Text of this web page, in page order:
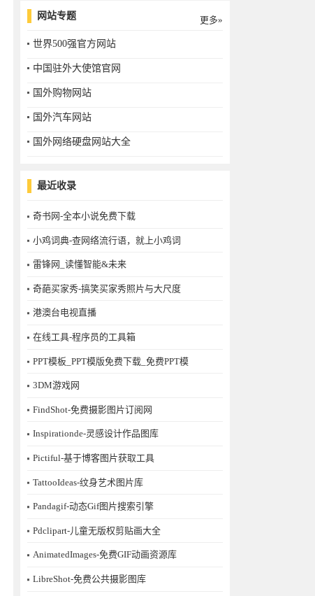
网站专题 更多»
世界500强官方网站
中国驻外大使馆官网
国外购物网站
国外汽车网站
国外网络硬盘网站大全
最近收录
奇书网-全本小说免费下载
小鸡词典-查网络流行语，就上小鸡词
雷锋网_读懂智能&未来
奇葩买家秀-搞笑买家秀照片与大尺度
港澳台电视直播
在线工具-程序员的工具箱
PPT模板_PPT模版免费下载_免费PPT模
3DM游戏网
FindShot-免费摄影图片订阅网
Inspirationde-灵感设计作品图库
Pictiful-基于博客图片获取工具
TattooIdeas-纹身艺术图片库
Pandagif-动态Gif图片搜索引擎
Pdclipart-儿童无版权剪贴画大全
AnimatedImages-免费GIF动画资源库
LibreShot-免费公共摄影图库